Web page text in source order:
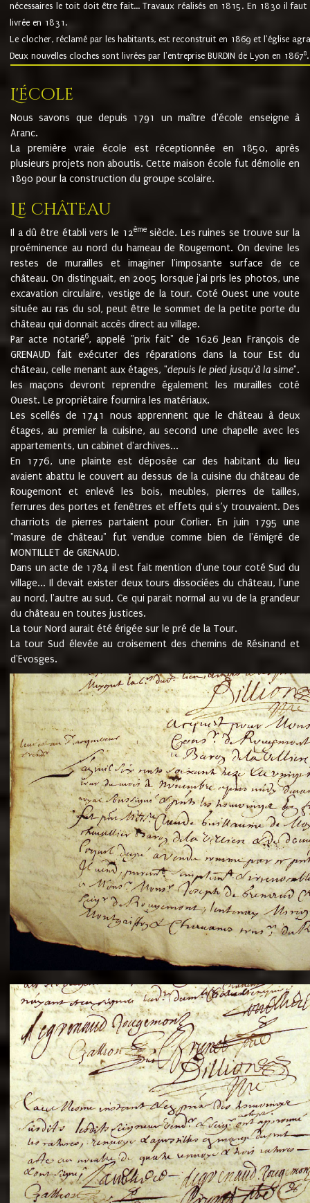
nécessaires le toit doit être fait... Travaux réalisés en 1815. En 1830 il
livrée en 1831.
Le clocher, réclamé par les habitants, est reconstruit en 1869 et l'église
Deux nouvelles cloches sont livrées par l'entreprise BURDIN de Lyon en 18678.
L'école
Nous savons que depuis 1791 un maître d'école enseigne à
Aranc.
La première vraie école est réceptionnée en 1850, après
plusieurs projets non aboutis. Cette maison école fut démolie en
1890 pour la construction du groupe scolaire.
Le château
Il a dû être établi vers le 12èmesiècle. Les ruines se trouve sur la
proéminence au nord du hameau de Rougemont. On devine les
restes de murailles et imaginer l'imposante surface de ce
château. On distinguait, en 2005 lorsque j'ai pris les photos, une
excavation circulaire, vestige de la tour. Coté Ouest une voute
située au ras du sol, peut être le sommet de la petite porte du
château qui donnait accès direct au village.
Par acte notarié6, appelé "prix fait" de 1626 Jean François de
GRENAUD fait exécuter des réparations dans la tour Est du
château, celle menant aux étages, "depuis le pied jusqu'à la sime".
les maçons devront reprendre également les murailles coté
Ouest. Le propriétaire fournira les matériaux.
Les scellés de 1741 nous apprennent que le château à deux
étages, au premier la cuisine, au second une chapelle avec les
appartements, un cabinet d'archives...
En 1776, une plainte est déposée car des habitant du lieu
avaient abattu le couvert au dessus de la cuisine du château de
Rougemont et enlevé les bois, meubles, pierres de tailles,
ferrures des portes et fenêtres et effets qui s’y trouvaient. Des
charriots de pierres partaient pour Corlier. En juin 1795 une
"masure de château" fut vendue comme bien de l'émigré de
MONTILLET de GRENAUD.
Dans un acte de 1784 il est fait mention d'une tour coté Sud du
village... Il devait exister deux tours dissociées du château, l'une
au nord, l'autre au sud. Ce qui parait normal au vu de la grandeur
du château en toutes justices.
La tour Nord aurait été érigée sur le pré de la Tour.
La tour Sud élevée au croisement des chemins de Résinand et
d'Evosges.